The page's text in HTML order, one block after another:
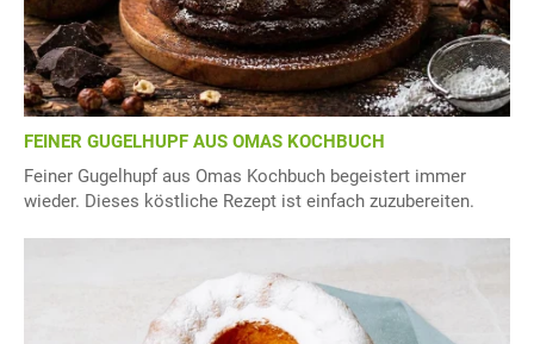
FEINER GUGELHUPF AUS OMAS KOCHBUCH
Feiner Gugelhupf aus Omas Kochbuch begeistert immer
wieder. Dieses köstliche Rezept ist einfach zuzubereiten.